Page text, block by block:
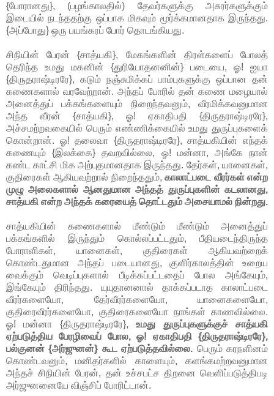
{போரானது}, (பழங்காலதில்) தேவர்களுக்கு அசுரர்களுக்கும்
இடையில் நடந்ததற்கு ஒப்பாக மிகவும் மூர்க்கமானதாக இருந்தது.
{அப்போது} ஒரு பயங்கரப் போர் தொடங்கியது.
சிநியின் பேரன் {சாத்யகி}, மேகங்களின் திரள்களைப் போலத்
தெரிந்த உமது மகனின் {துரியோதனனின்} படையை, ஓ! ஐயா
{திருதராஷ்டிரரே}, கடும் நஞ்சுமிக்கப் பாம்புகளுக்கு ஒப்பான தன்
கணைகளால் வரவேற்றான். அந்தப் போரில் தன் கணை மழையால்
அனைத்துப் பக்கங்களையும் நிறைந்தவனும், வீரமிக்கவனுமான
அந்த வீரன் {சாத்யகி}, ஓ! ஏகாதிபதி {திருதராஷ்டிரரே},
அச்சமற்றவகையில் பெரும் எண்ணிக்கையில் உமது துருப்புகளைக்
கொன்றான். ஓ! தலைவா {திருதராஷ்டிரரே}, சாத்யகியின் எந்தக்
கணையும் {இலக்கை} தவறவில்லை, ஓ! மன்னா, அங்கே நான்
கண்ட காட்சி மிக அற்புதமானதாக இருந்தது. தேர்கள், யானைகள்,
குதிரைகள் ஆகியவற்றால் நிறைந்ததும், காலாட்படை வீரர்கள் என்ற
முழு அலைகளால் ஆனதுமான அந்தத் துருப்புகளின் கடலானது,
சாத்யகி என்ற அந்தக் கரையைத் தொட்டதும் அசையாமல் நின்றது.
சாத்யகியின் கணைகளால் மீண்டும் மீண்டும் அனைத்துப்
பக்கங்களில் இருந்தும் கொல்லப்பட்டதும், பீதியடைந்திருந்த
போராளிகள், யானைகள், குதிரைகள் ஆகியவற்றைக்
கொண்டதுமான அந்தப் படையானது, குளிர்காலத்தின் உறைய
வைக்கும் வெடிப்புகளால் பீடிக்கப்பட்டதைப் போல அங்கேயும்,
இங்கேயும் திரிந்தது. யுயுதானனால் தாக்கப்படாத காலாட்படை
வீரர்களையோ, தேர்வீரர்களையோ, யானைகளையோ,
குதிரைவீரர்களையோ, குதிரைகளையோ நாங்கள் காணவில்லை.
ஓ! மன்னா {திருதராஷ்டிரரே},உமது துருப்புகளுக்குச் சாத்யகி
ஏற்படுத்திய பேரழிவைப் போல, ஓ! ஏகாதிபதி {திருதராஷ்டிரரே},
பல்குனன் {அர்ஜுனன்} கூட ஏற்படுத்தவில்லை. பெரும் கரநளினம்
கொண்டவனும், மனிதர்களில் காளையும், களங்கமற்றவனுமான
அந்தச் சிநியின் பேரன், தன் உச்சபட்ச திறனை வெளிப்படுத்திபடி
அர்ஜுனனையே விஞ்சிப் போரிட்டான்.